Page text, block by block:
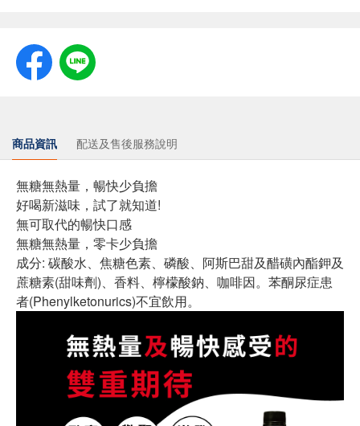
商品資訊 配送及售後服務說明
無糖無熱量，暢快少負擔
好喝新滋味，試了就知道!
無可取代的暢快口感
無糖無熱量，零卡少負擔
成分: 碳酸水、焦糖色素、磷酸、阿斯巴甜及醋磺內酯鉀及
蔗糖素(甜味劑)、香料、檸檬酸鈉、咖啡因。苯酮尿症患
者(Phenylketonurics)不宜飲用。